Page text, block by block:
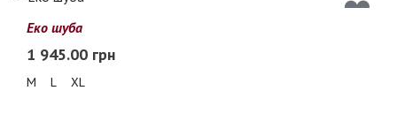
Еко шуба
1 945.00 грн
M L XL